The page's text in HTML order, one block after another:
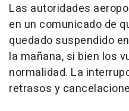
Las autoridades
en un comunicado de
quedado suspendido
la mañana, si bien los
normalidad. La
retrasos y